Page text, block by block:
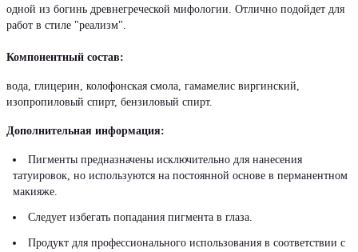
одной из богинь древнегреческой мифологии. Отлично подойдет для
работ в стиле "реализм".
Компонентный состав:
вода, глицерин, колофонская смола, гамамелис виргинский,
изопропиловый спирт, бензиловый спирт.
Дополнительная информация:
Пигменты предназначены исключительно для нанесения
татуировок, но используются на постоянной основе в перманентном
макияже.
Следует избегать попадания пигмента в глаза.
Продукт для профессионального использования в соответствии с